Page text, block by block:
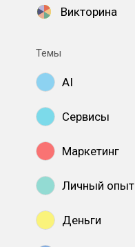
Викторина
Темы
AI
Сервисы
Маркетинг
Личный опыт
Деньги